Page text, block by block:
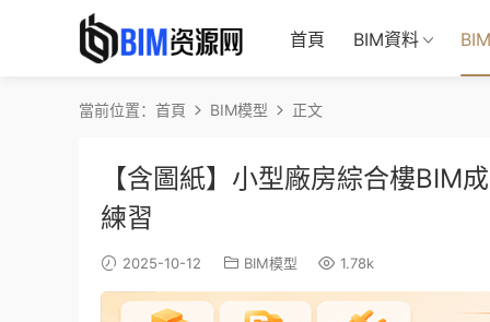
首頁 BIM資料
當前位置： 首頁 BIM模型 正文
【含圖紙】小型廠房綜合樓BIM
練習
2025-10-12 BIM模型 1.78k